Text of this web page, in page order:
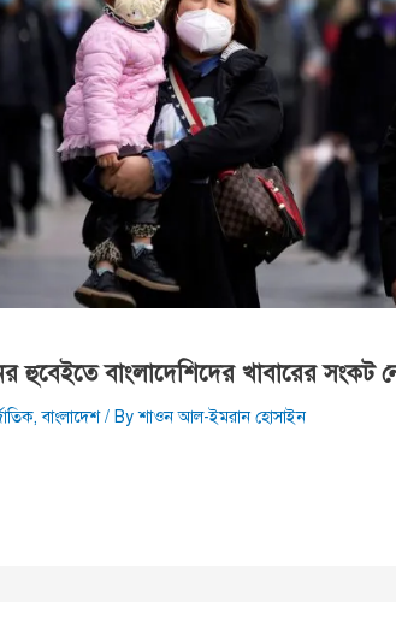
হুবেইতে বাংলাদেশিদের খাবারের সংকট
,বাংলাদেশ/ Byশাওন আল-ইমরান হোসাইন